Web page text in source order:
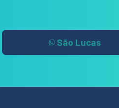
São Lucas